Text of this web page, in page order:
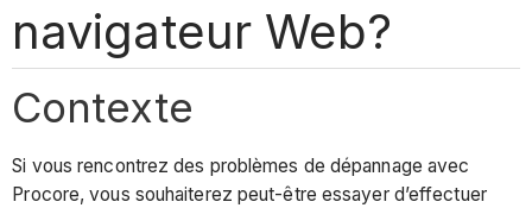
navigateur Web?
Contexte
Si vous rencontrez des problèmes de dépannage avec
Procore, vous souhaiterez peut-être essayer d’effectuer